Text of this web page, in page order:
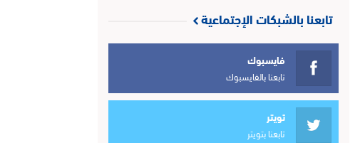
تابعنا بالشبكات الإجتماعية
فايسبوك
تابعنا بالفايسبوك
تويتر
تابعنا بتويتر